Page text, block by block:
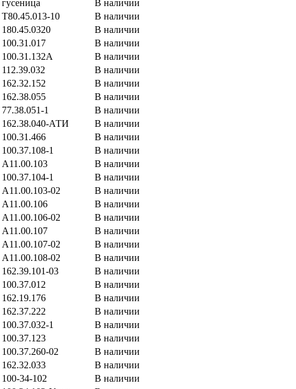
гусеница
В наличии
Т80.45.013-10
В наличии
180.45.0320
В наличии
100.31.017
В наличии
100.31.132А
В наличии
112.39.032
В наличии
162.32.152
В наличии
162.38.055
В наличии
77.38.051-1
В наличии
162.38.040-АТИ
В наличии
100.31.466
В наличии
100.37.108-1
В наличии
А11.00.103
В наличии
100.37.104-1
В наличии
А11.00.103-02
В наличии
А11.00.106
В наличии
А11.00.106-02
В наличии
А11.00.107
В наличии
А11.00.107-02
В наличии
А11.00.108-02
В наличии
162.39.101-03
В наличии
100.37.012
В наличии
162.19.176
В наличии
162.37.222
В наличии
100.37.032-1
В наличии
100.37.123
В наличии
100.37.260-02
В наличии
162.32.033
В наличии
100-34-102
В наличии